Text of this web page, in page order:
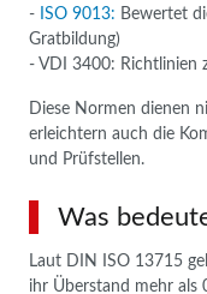
- ISO 9013: Bewertet
Gratbildung)
- VDI 3400: Richtlinien
Diese Normen dienen
erleichtern auch die
und Prüfstellen.
Was
Laut DIN ISO 13715
ihr Überstand mehr als